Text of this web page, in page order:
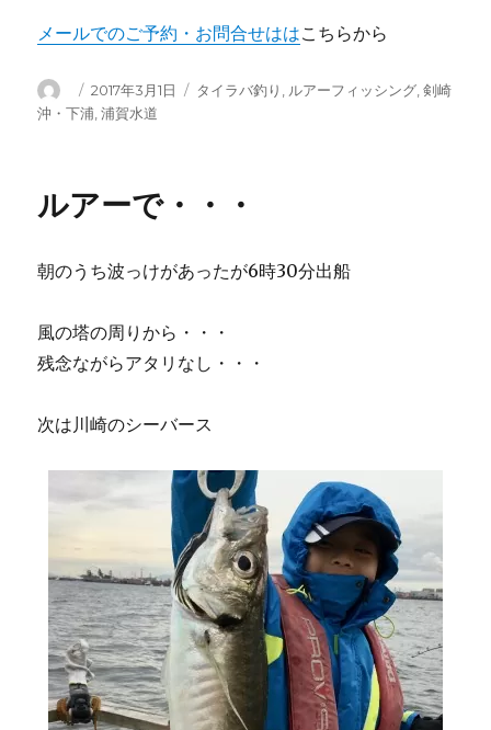
メールでのご予約・お問合せははこちらから
投
稿
投
稿
2017年3月1日
カ
タイラバ釣り ルアーフィッシング ,剣崎
沖・下浦 ,浦賀水道
ルアーで・・・
朝のうち波っけがあったが6時30分出船
風の塔の周りから・・・
残念ながらアタリなし・・・
次は川崎のシーバース